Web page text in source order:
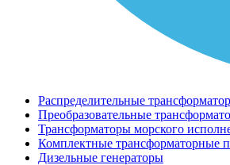
Распределительные
Преобразовательные
Трансформаторы морского
Комплектные трансформаторные
Дизельные генераторы